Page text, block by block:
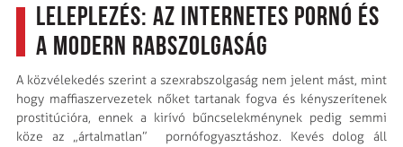
Leleplezés: az internetes pornó és
a modern rabszolgaság
A közvélekedés szerint a szexrabszolgaság nem jelent mást, mint
hogy maffiaszervezetek nőket tartanak fogva és kényszerítenek
prostitúcióra, ennek a kirívó bűncselekménynek pedig semmi
köze az „ártalmatlan” pornófogyasztáshoz. Kevés dolog áll